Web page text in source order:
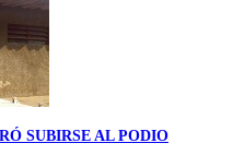
SUBIRSE AL PODIO